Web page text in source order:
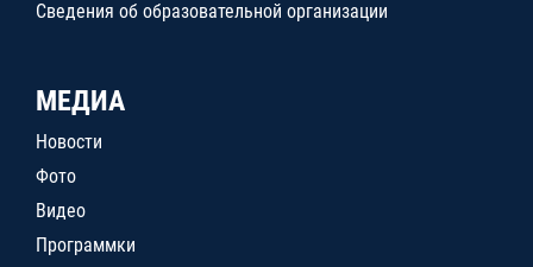
Сведения об образовательной организации
МЕДИА
Новости
Фото
Видео
Программки